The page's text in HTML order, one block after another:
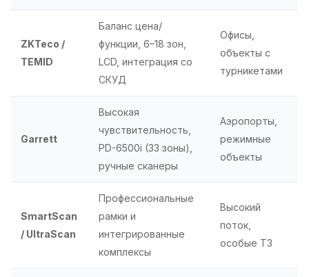
ZKTeco /
TEMID
Баланс цена/
функции, 6–18 зон,
LCD, интеграция со
СКУД
Офисы,
объекты с
турникетами
Garrett
Высокая
чувствительность,
PD-6500i (33 зоны),
ручные сканеры
Аэропорты,
режимные
объекты
SmartScan
/ UltraScan
Профессиональные
рамки и
интегрированные
комплексы
Высокий
поток,
особые ТЗ